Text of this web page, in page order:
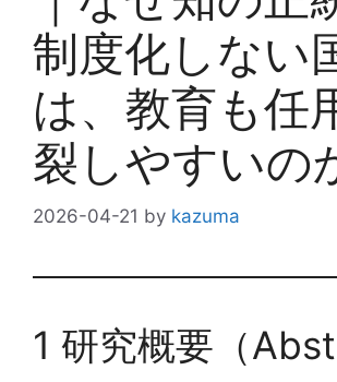
制度化しない
は、教育も任
裂しやすいの
2026-04-21 by kazuma
1 研究概要（